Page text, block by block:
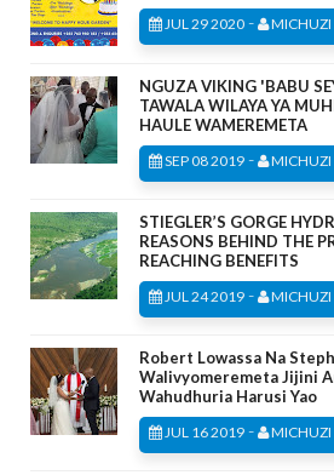
JUL 29 2020 - MICHUZI
NGUZA VIKING 'BABU
TAWALA WILAYA YA
HAULE WAMEREMETA
SEP 08 2019 - MICHUZI
STIEGLER’S GORGE
REASONS BEHIND THE
REACHING BENEFITS
JUL 24 2019 - MICHUZI
Robert Lowassa Na
Walivyomeremeta Jijini
Wahudhuria Harusi Yao
JUL 16 2019 - MICHUZI